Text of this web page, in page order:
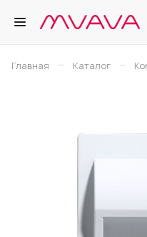
Главная – Каталог –